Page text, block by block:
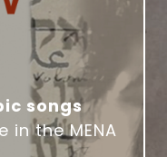
songs
in the MENA